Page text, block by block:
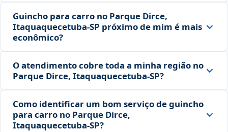
Guincho para carro no Parque Dirce,
Itaquaquecetuba‑SP próximo de mim é mais
econômico?
O atendimento cobre toda a minha região no
Parque Dirce, Itaquaquecetuba‑SP?
Como identificar um bom serviço de guincho
para carro no Parque Dirce,
Itaquaquecetuba‑SP?